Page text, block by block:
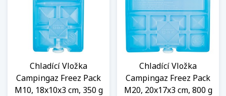
Chladící Vložka
Campingaz Freez Pack
M10, 18x10x3 cm, 350 g
Chladící Vložka
Campingaz Freez Pack
M20, 20x17x3 cm, 800 g